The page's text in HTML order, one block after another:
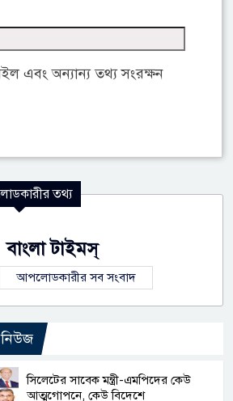
এবং অন্যান্য তথ্য সংরক্ষন
তথ্য
বাংলা টাইমস্
আপলোডকারীর সব সংবাদ
সিলেটের সাবেক মন্ত্রী-এমপিদের কেউ
আত্মগোপনে, কেউ বিদেশে